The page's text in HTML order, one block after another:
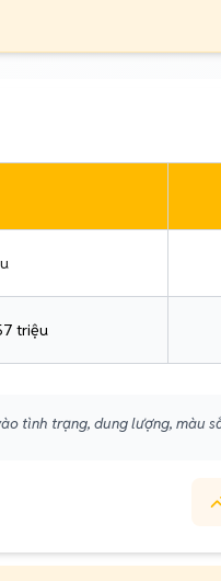
triệu
tình trạng, dung lượng, màu